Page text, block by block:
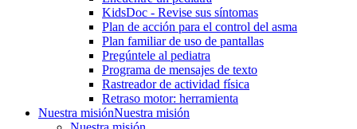
KidsDoc - Revise sus síntomas
Plan de acción para el control del asma
Plan familiar de uso de pantallas
Pregúntele al pediatra
Programa de mensajes de texto
Rastre​​ador de activida​d física
Retraso motor: herramienta
Nuestra misiónNuestra misión